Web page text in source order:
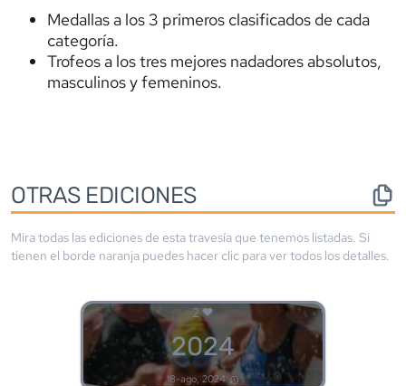
Medallas a los 3 primeros clasificados de cada
categoría.
Trofeos a los tres mejores nadadores absolutos,
masculinos y femeninos.
OTRAS EDICIONES
Mira todas las ediciones de esta travesía que tenemos listadas. Si
tienen el borde naranja puedes hacer clic para ver todos los detalles.
2
2024
18-ago, 2024